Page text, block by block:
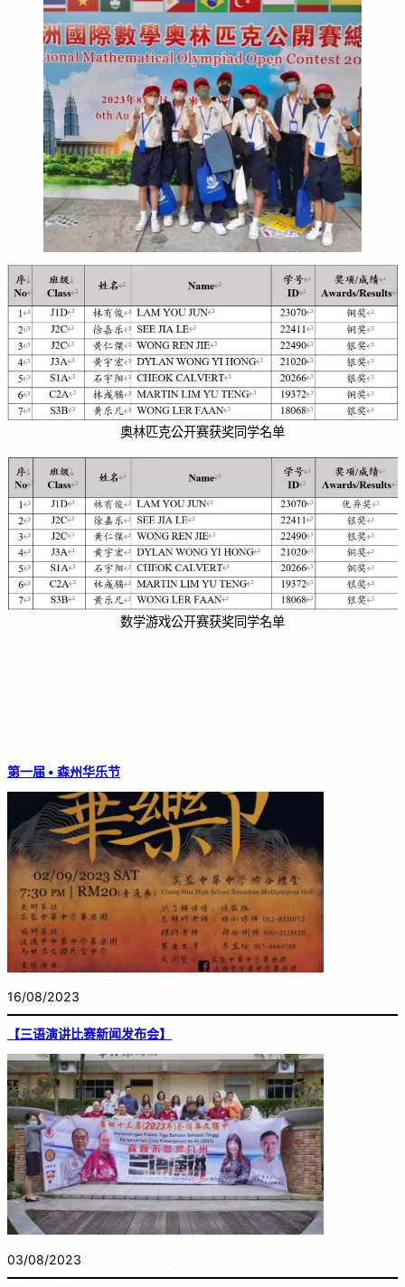
奥林匹克公开赛获奖同学名单
数学游戏公开赛获奖同学名单
第一届 • 森州华乐节
16/08/2023
【三语演讲比赛新闻发布会】
03/08/2023